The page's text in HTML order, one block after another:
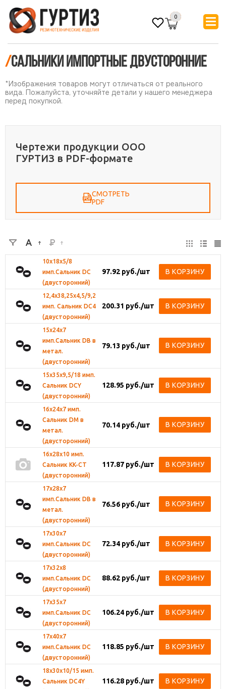
0
/Сальники импортные двусторонние
*Изображения товаров могут отличаться от реального
вида. Пожалуйста, уточняйте детали у нашего менеджера
перед покупкой.
Чертежи продукции ООО
ГУРТИЗ в PDF-формате
СМОТРЕТЬ
PDF
10х18х5/8
имп.Сальник DС
(двусторонний)
97.92 руб./шт В КОРЗИНУ
12,4х38,25х4,5/9,2
имп. Сальник DC4
(двусторонний)
200.31 руб./шт В КОРЗИНУ
15х24х7
имп.Сальник DВ в
метал.
(двусторонний)
79.13 руб./шт В КОРЗИНУ
15х35х9,5/18 имп.
Сальник DCY
(двусторонний)
128.95 руб./шт В КОРЗИНУ
16х24х7 имп.
Сальник DM в
метал.
(двусторонний)
70.14 руб./шт В КОРЗИНУ
16х28х10 имп.
Сальник KK-CT
(двусторонний)
117.87 руб./шт В КОРЗИНУ
17х28х7
имп.Сальник DВ в
метал.
(двусторонний)
76.56 руб./шт В КОРЗИНУ
17х30х7
имп.Сальник DC
(двусторонний)
72.34 руб./шт В КОРЗИНУ
17х32х8
имп.Сальник DС
(двусторонний)
88.62 руб./шт В КОРЗИНУ
17х35х7
имп.Сальник DС
(двусторонний)
106.24 руб./шт В КОРЗИНУ
17х40х7
имп.Сальник DС
(двусторонний)
118.85 руб./шт В КОРЗИНУ
18х30х10/15 имп.
Сальник DC4Y
116.28 руб./шт В КОРЗИНУ